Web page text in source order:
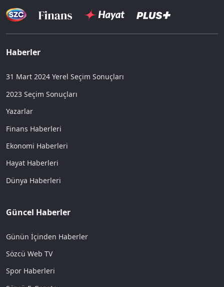
Haberler
31 Mart 2024 Yerel Seçim Sonuçları
2023 Seçim Sonuçları
Yazarlar
Finans Haberleri
Ekonomi Haberleri
Hayat Haberleri
Dünya Haberleri
Güncel Haberler
Günün İçinden Haberler
Sözcü Web TV
Spor Haberleri